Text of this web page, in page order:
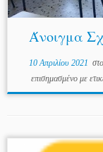
Άνοιγμα
10 Απριλίου 2021 στο
επισημασμένο με